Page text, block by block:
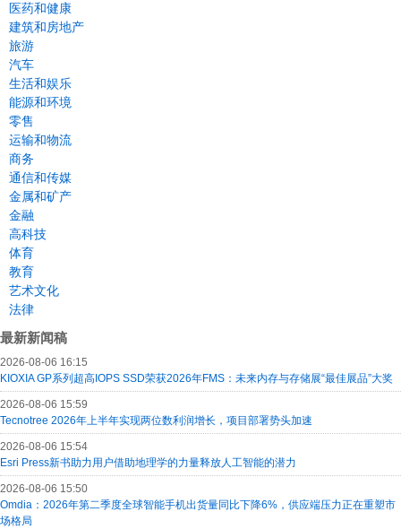
医药和健康
建筑和房地产
旅游
汽车
生活和娱乐
能源和环境
零售
运输和物流
商务
通信和传媒
金属和矿产
金融
高科技
体育
教育
艺术文化
法律
最新新闻稿
2026-08-06 16:15
KIOXIA GP系列超高IOPS SSD荣获2026年FMS：未来内存与存储展“最佳展品”大奖
2026-08-06 15:59
Tecnotree 2026年上半年实现两位数利润增长，项目部署势头加速
2026-08-06 15:54
Esri Press新书助力用户借助地理学的力量释放人工智能的潜力
2026-08-06 15:50
Omdia：2026年第二季度全球智能手机出货量同比下降6%，供应端压力正在重塑市
场格局